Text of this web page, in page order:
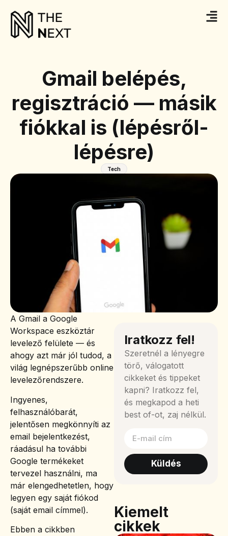
Gmail belépés,
regisztráció — másik
fiókkal is (lépésről-
lépésre)
Tech
A Gmail a Google
Workspace eszköztár
levelező felülete — és
ahogy azt már jól tudod, a
világ legnépszerűbb online
levelezőrendszere.
Ingyenes,
felhasználóbarát,
jelentősen megkönnyíti az
email bejelentkezést,
ráadásul ha további
Google termékeket
tervezel használni, ma
már elengedhetetlen, hogy
legyen egy saját fiókod
(saját email címmel).
Ebben a cikkben
Iratkozz fel!
Szeretnél a lényegre
törő, válogatott
cikkeket és tippeket
kapni? Iratkozz fel,
és megkapod a heti
best of-ot, zaj nélkül.
Küldés
Kiemelt
cikkek